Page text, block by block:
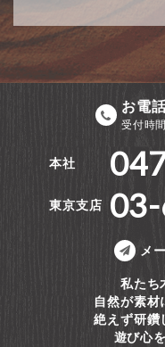
お電
受付時
本社
東京支店
メ
私たち
自然が素
絶えず研鑽
遊び心